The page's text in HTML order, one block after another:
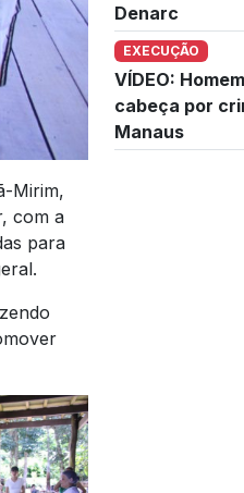
Mirim,
com a
para
Denarc
EXECUÇÃO
VÍDEO:
cabeça por
Manaus